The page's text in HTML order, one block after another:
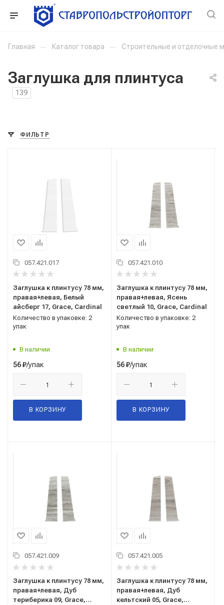
Главная — Каталог товара — Строительные и отделочные
Заглушка для плинтуса
139
ФИЛЬТР
057.421.017
Заглушка к плинтусу 78 мм,
правая+левая, Белый
айсберг 17, Grace, Cardinal
Количество в упаковке: 2
упак
В наличии
56₽/упак
В КОРЗИНУ
057.421.010
Заглушка к плинтусу 78 мм,
правая+левая, Ясень
светлый 10, Grace, Cardinal
Количество в упаковке: 2
упак
В наличии
56₽/упак
В КОРЗИНУ
057.421.009
Заглушка к плинтусу 78 мм,
правая+левая, Дуб
териберика 09, Grace,
057.421.005
Заглушка к плинтусу 78 мм,
правая+левая, Дуб
кельтский 05, Grace,